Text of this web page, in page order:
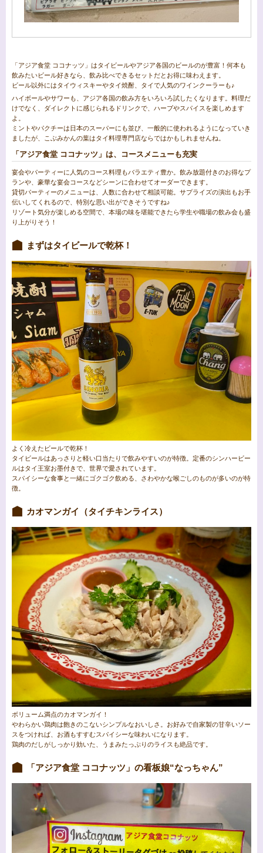
「アジア食堂 ココナッツ」はタイビールやアジア各国のビールのが豊富！何本も
飲みたいビール好きなら、飲み比べできるセットだとお得に味わえます。
ビール以外にはタイウィスキーやタイ焼酎、タイで人気のワインクーラーも♪
ハイボールやサワーも、アジア各国の飲み方をいろいろ試したくなります。料理だ
けでなく、ダイレクトに感じられるドリンクで、ハーブやスパイスを楽しめます
よ。
ミントやパクチーは日本のスーパーにも並び、一般的に使われるようになっていき
ましたが、こぶみかんの葉はタイ料理専門店ならではかもしれませんね。
「アジア食堂 ココナッツ」は、コースメニューも充実
宴会やパーティーに人気のコース料理もバラエティ豊か。飲み放題付きのお得なプ
ランや、豪華な宴会コースなどシーンに合わせてオーダーできます。
貸切パーティーのメニューは、人数に合わせて相談可能。サプライズの演出もお手
伝いしてくれるので、特別な思い出ができそうですね♪
リゾート気分が楽しめる空間で、本場の味を堪能できたら学生や職場の飲み会も盛
り上がりそう！
まずはタイビールで乾杯！
よく冷えたビールで乾杯！
タイビールはあっさりと軽い口当たりで飲みやすいのが特徴。定番のシンハービー
ルはタイ王室お墨付きで、世界で愛されています。
スパイシーな食事と一緒にゴクゴク飲める、さわやかな喉ごしのものが多いのが特
徴。
カオマンガイ（タイチキンライス）
ボリューム満点のカオマンガイ！
やわらかい鶏肉は飽きのこないシンプルなおいしさ。お好みで自家製の甘辛いソー
スをつければ、お酒もすすむスパイシーな味わいになります。
鶏肉のだしがしっかり効いた、うまみたっぷりのライスも絶品です。
「アジア食堂 ココナッツ」の看板娘“なっちゃん”